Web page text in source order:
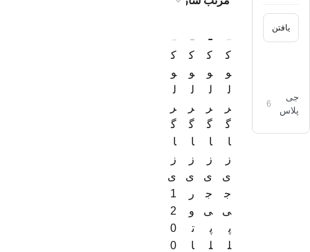
جی
پلاس
6
ک
و
ل
ر
گ
ا
ز
ی
ج
ی
پ
ل
ک
و
ل
ر
گ
ا
ز
ی
ج
ی
پ
ل
ک
و
ل
ر
گ
ا
ز
ی
ر
و
ت
ا
ک
و
ل
ر
گ
ا
ز
ی
1
2
0
0